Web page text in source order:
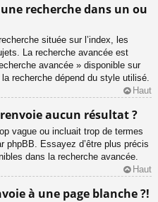
recherche dans un ou
située sur l’index, les
La recherche avancée est
avancée » disponible sur
recherche dépend du style utilisé.
Haut
aucun résultat ?
vague ou incluait trop de termes
phpBB. Essayez d’être plus précis
dans la recherche avancée.
Haut
à une page blanche ?!